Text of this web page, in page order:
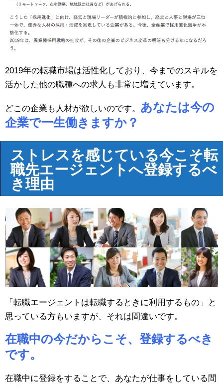
2019年の転職市場は活性化しており、今までのスキルを
活かした他の職種への求人も非常に増えています。
どこの企業も人材が欲しいのです。 あなたは今の
企業で一生働きますか？
ストレスを感じている今こそ転
職先エージェントへ登録するべ
き理由
「転職エージェントは転職するときに利用するもの」と
思っている方もいますが、それは間違いです。
在職中の今だからこそ、登録するべき
です。
在職中に登録をすることで、あなたが仕事をしている間